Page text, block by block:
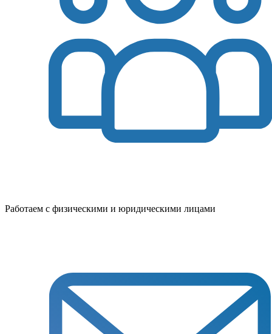
Работаем с физическими и юридическими лицами